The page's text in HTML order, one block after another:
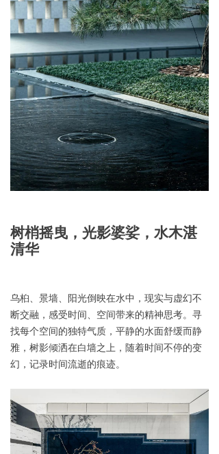
树梢摇曳，光影婆娑，水木湛
清华
乌桕、景墙、阳光倒映在水中，现实与虚幻不
断交融，感受时间、空间带来的精神思考。寻
找每个空间的独特气质，平静的水面舒缓而静
雅，树影倾洒在白墙之上，随着时间不停的变
幻，记录时间流逝的痕迹。